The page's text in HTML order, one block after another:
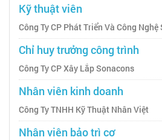
Kỹ thuật viên
Công Ty CP Phát Triển Và Công
Chỉ huy trưởng công trình
Công Ty CP Xây Lắp Sonacons
Nhân viên kinh doanh
Công Ty TNHH Kỹ Thuật Nhân Việt
Nhân viên bảo trì cơ